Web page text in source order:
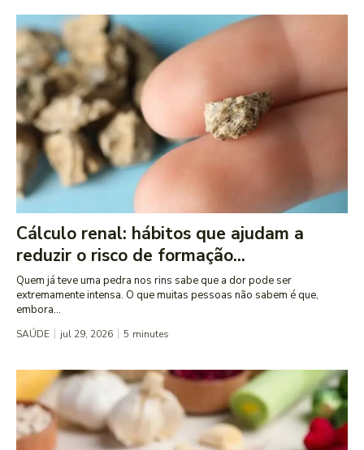
Cálculo renal: hábitos que ajudam a
reduzir o risco de formação...
Quem já teve uma pedra nos rins sabe que a dor pode ser
extremamente intensa. O que muitas pessoas não sabem é que,
embora...
SAÚDE jul 29, 2026 5 minutes